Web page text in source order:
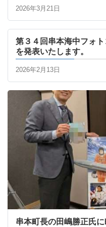
2026年3月21日
第３４回串本海中フォ
を発表いたします。
2026年2月13日
串本町長の田嶋勝正氏